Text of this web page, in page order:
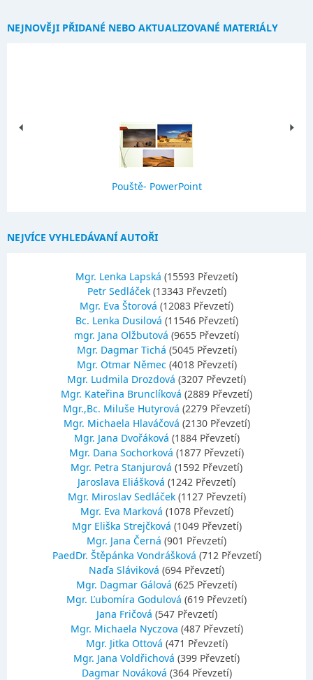
NEJNOVĚJI PŘIDANÉ NEBO AKTUALIZOVANÉ MATERIÁLY
Pouště- PowerPoint
NEJVÍCE VYHLEDÁVANÍ AUTOŘI
Mgr. Lenka Lapská (15593 Převzetí)
Petr Sedláček (13343 Převzetí)
Mgr. Eva Štorová (12083 Převzetí)
Bc. Lenka Dusilová (11546 Převzetí)
mgr. Jana Olžbutová (9655 Převzetí)
Mgr. Dagmar Tichá (5045 Převzetí)
Mgr. Otmar Němec (4018 Převzetí)
Mgr. Ludmila Drozdová (3207 Převzetí)
Mgr. Kateřina Brunclíková (2889 Převzetí)
Mgr.,Bc. Miluše Hutyrová (2279 Převzetí)
Mgr. Michaela Hlaváčová (2130 Převzetí)
Mgr. Jana Dvořáková (1884 Převzetí)
Mgr. Dana Sochorková (1877 Převzetí)
Mgr. Petra Stanjurová (1592 Převzetí)
Jaroslava Eliášková (1242 Převzetí)
Mgr. Miroslav Sedláček (1127 Převzetí)
Mgr. Eva Marková (1078 Převzetí)
Mgr Eliška Strejčková (1049 Převzetí)
Mgr. Jana Černá (901 Převzetí)
PaedDr. Štěpánka Vondrášková (712 Převzetí)
Naďa Sláviková (694 Převzetí)
Mgr. Dagmar Gálová (625 Převzetí)
Mgr. Ľubomíra Godulová (619 Převzetí)
Jana Fričová (547 Převzetí)
Mgr. Michaela Nyczova (487 Převzetí)
Mgr. Jitka Ottová (471 Převzetí)
Mgr. Jana Voldřichová (399 Převzetí)
Dagmar Nováková (364 Převzetí)